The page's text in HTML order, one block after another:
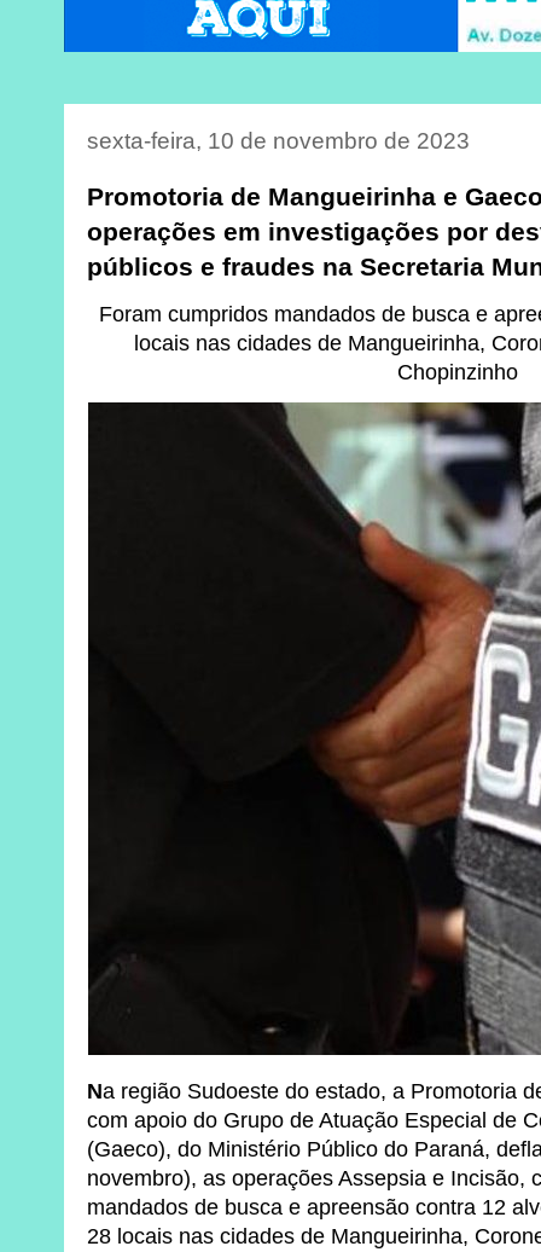
sexta-feira, 10 de novembro de 2023
Promotoria de Mangueirinha e
operações em investigações por
públicos e fraudes na Secretaria
Foram cumpridos mandados de busca e
locais nas cidades de Mangueirinha,
Chopinzinho
Na região Sudoeste do estado, a Promotoria
com apoio do Grupo de Atuação Especial de
(Gaeco), do Ministério Público do Paraná,
novembro), as operações Assepsia e Incisão,
mandados de busca e apreensão contra 12
28 locais nas cidades de Mangueirinha,